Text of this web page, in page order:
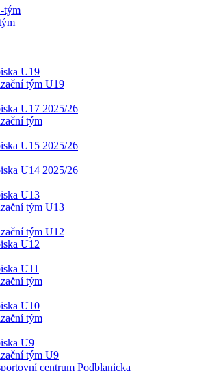
tým
U19
tým U19
U17 2025/26
tým
U15 2025/26
U14 2025/26
U13
tým U13
tým U12
U12
U11
tým
U10
tým
U9
tým U9
centrum Podblanicka